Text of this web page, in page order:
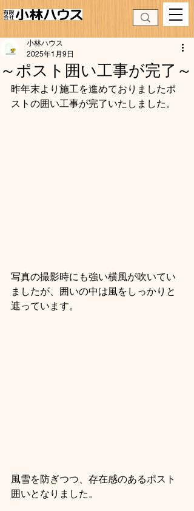
～ポスト囲い工事が完了～
小林ハウス
2025年1月9日
昨年末より施工を進めておりましたポ
ストの囲い工事が完了いたしました。
写真の撮影時にも強い横風が吹いてい
ましたが、囲いの中は風をしっかりと
遮っています。
風雪を防ぎつつ、存在感のあるポスト
囲いとなりました。